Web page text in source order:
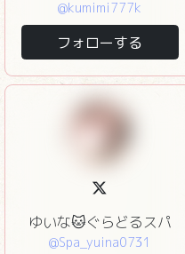
@kumimi777k
フォローする
ゆいな🐱ぐらどるスパ
@Spa_yuina0731